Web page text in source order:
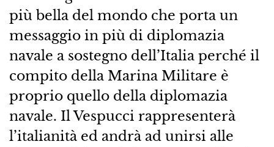
più bella del mondo che porta un
messaggio in più di diplomazia
navale a sostegno dell’Italia perché il
compito della Marina Militare è
proprio quello della diplomazia
navale. Il Vespucci rappresenterà
l’italianità ed andrà ad unirsi alle